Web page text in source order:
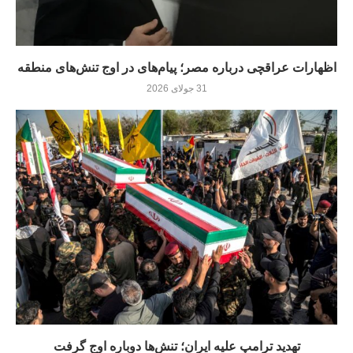
اظهارات عراقچی درباره مصر؛ پیام‌های در اوج تنش‌های منطقه
31 جولای 2026
تهدید ترامپ علیه ایران؛ تنش‌ها دوباره اوج گرفت